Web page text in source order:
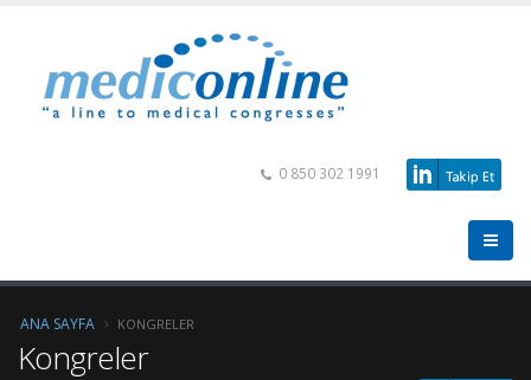
0 850 302 1991
ANA SAYFA KONGRELER
Kongreler